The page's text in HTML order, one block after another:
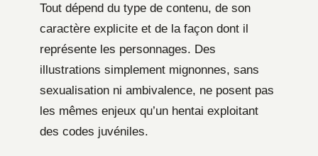
Tout dépend du type de contenu, de son
caractère explicite et de la façon dont il
représente les personnages. Des
illustrations simplement mignonnes, sans
sexualisation ni ambivalence, ne posent pas
les mêmes enjeux qu’un hentai exploitant
des codes juvéniles.